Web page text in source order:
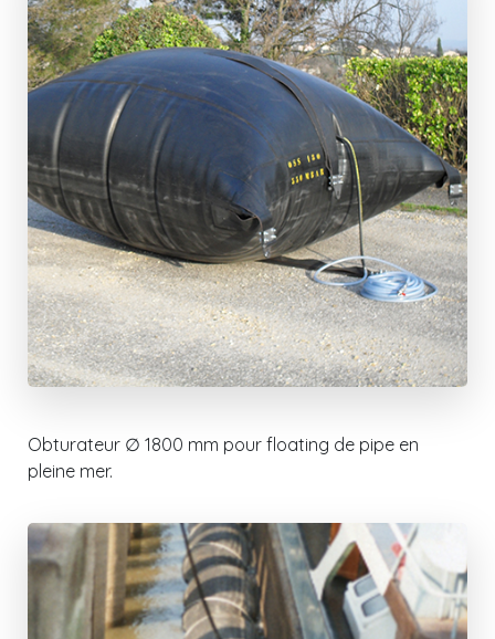
Obturateur ∅ 1800 mm pour floating de pipe en
pleine mer.